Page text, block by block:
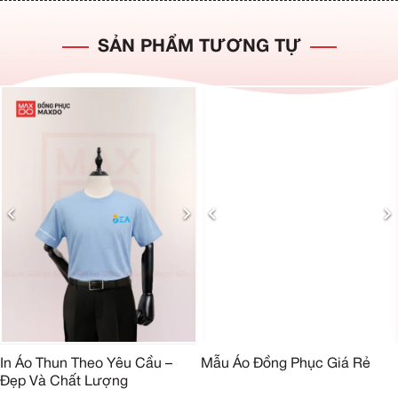
SẢN PHẨM TƯƠNG TỰ
In Áo Thun Theo Yêu Cầu –
Đẹp Và Chất Lượng
Mẫu Áo Đồng Phục Giá Rẻ